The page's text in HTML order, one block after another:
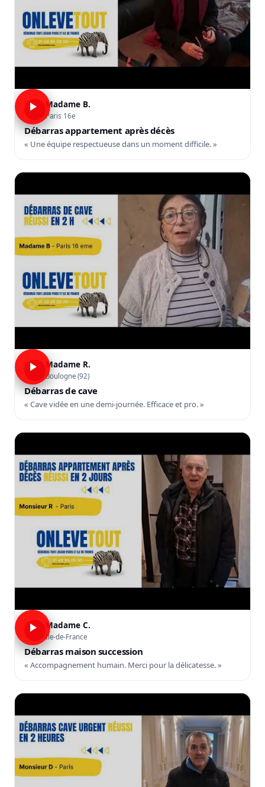
Madame B.
Paris 16e
Débarras appartement après décès
« Une équipe respectueuse dans un moment difficile. »
Madame R.
Boulogne (92)
Débarras de cave
« Cave vidée en une demi-journée. Efficace et pro. »
Madame C.
Île-de-France
Débarras maison succession
« Accompagnement humain. Merci pour la délicatesse. »